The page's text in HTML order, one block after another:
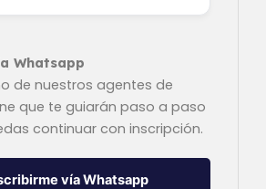
Whatsapp
de nuestros agentes de
que te guiarán paso a paso
continuar con inscripción.
vía Whatsapp